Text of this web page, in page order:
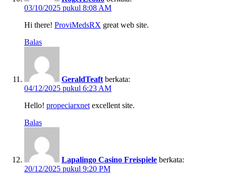
03/10/2025 pukul 8:08 AM
Hi there! ProviMedsRX great web site.
Balas
GeraldTeaft berkata:
04/12/2025 pukul 6:23 AM
Hello! propeciarxnet excellent site.
Balas
Lapalingo Casino Freispiele berkata:
20/12/2025 pukul 9:20 PM